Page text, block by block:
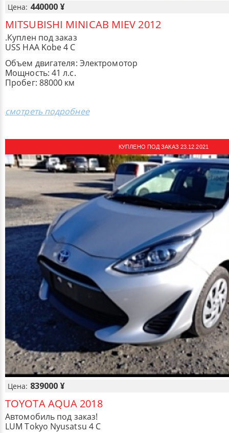
Цена: 440000 ¥
MITSUBISHI MINICAB MIEV 2012
.Куплен под заказ
USS HAA Kobe 4 C
Объем двигателя: Электромотор
Мощность: 41 л.с.
Пробег: 88000 км
смотреть подробнее
КУПЛЕНО ПОД ЗАКАЗ 23.12.2021
Цена: 839000 ¥
TOYOTA AQUA 2018
Автомобиль под заказ!
LUM Tokyo Nyusatsu 4 С